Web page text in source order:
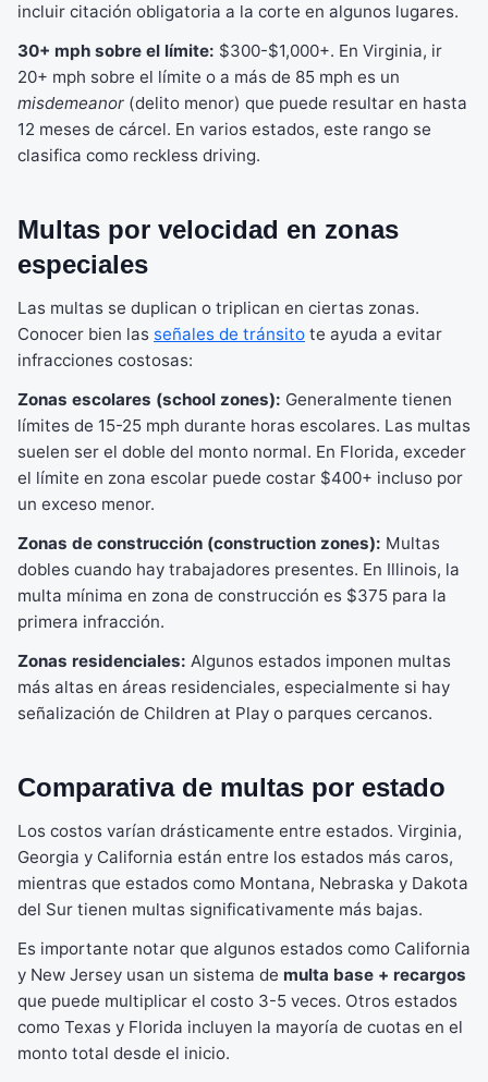
incluir citación obligatoria a la corte en algunos lugares.
30+ mph sobre el límite: $300-$1,000+. En Virginia, ir
20+ mph sobre el límite o a más de 85 mph es un
misdemeanor (delito menor) que puede resultar en hasta
12 meses de cárcel. En varios estados, este rango se
clasifica como reckless driving.
Multas por velocidad en zonas
especiales
Las multas se duplican o triplican en ciertas zonas.
Conocer bien las señales de tránsito te ayuda a evitar
infracciones costosas:
Zonas escolares (school zones): Generalmente tienen
límites de 15-25 mph durante horas escolares. Las multas
suelen ser el doble del monto normal. En Florida, exceder
el límite en zona escolar puede costar $400+ incluso por
un exceso menor.
Zonas de construcción (construction zones): Multas
dobles cuando hay trabajadores presentes. En Illinois, la
multa mínima en zona de construcción es $375 para la
primera infracción.
Zonas residenciales: Algunos estados imponen multas
más altas en áreas residenciales, especialmente si hay
señalización de Children at Play o parques cercanos.
Comparativa de multas por estado
Los costos varían drásticamente entre estados. Virginia,
Georgia y California están entre los estados más caros,
mientras que estados como Montana, Nebraska y Dakota
del Sur tienen multas significativamente más bajas.
Es importante notar que algunos estados como California
y New Jersey usan un sistema de multa base + recargos
que puede multiplicar el costo 3-5 veces. Otros estados
como Texas y Florida incluyen la mayoría de cuotas en el
monto total desde el inicio.